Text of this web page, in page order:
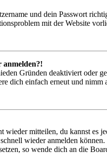
und dein Passwort
mit der Website
Gründen deaktiviert oder
dich einfach erneut und
mitteilen, du kannst es
wieder anmelden können.
so wende dich an die